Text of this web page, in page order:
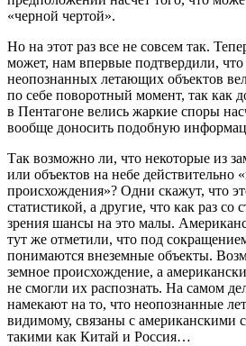
«черной чертой».
Но на этот раз все не совсем так.
может, нам впервые подтвердили,
неопознанных летающих объектов
по себе поворотный момент, так как
в Пентагоне велись жаркие споры
вообще доносить подобную
Так возможно ли, что некоторые из
или объектов на небе действительно
происхождения»? Одни скажут, что
статистикой, а другие, что как раз со
зрения шансы на это малы.
тут же отметили, что под
понимаются внеземные объекты.
земное происхождение, а
не смогли их распознать. На самом
намекают на то, что неопознанные
видимому, связаны с американскими
такими как Китай и Россия…